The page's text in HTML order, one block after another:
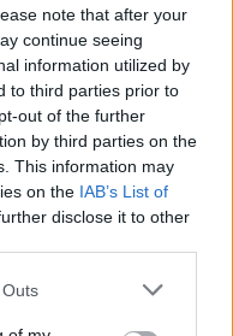
note that after your
continue seeing
information utilized by
to third parties prior to
out of the further
by third parties on the
This information may
on the IAB’s List of
disclose it to other
dėmesį į savo
lėtinėmis
nei 65 metų
priežiūros
yra didesnė